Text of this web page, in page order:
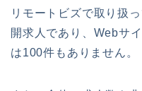
リモートビズで取り扱
開求人であり、Webサ
は100件もありません。